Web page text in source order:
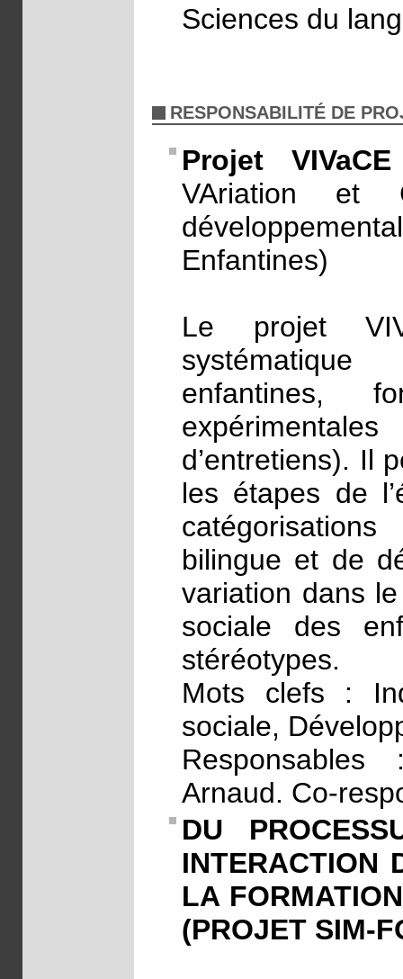
Sciences du
RESPONSABILITÉ DE
Projet VIVaCE
VAriation et
Enfantines)
Le projet
enfantines,
d’entretiens). Il
les étapes de
bilingue et de
variation dans
sociale des
stéréotypes.
Mots clefs :
sociale,
Arnaud. Co-
DU
INTERACTION
LA
(PROJET SIM-